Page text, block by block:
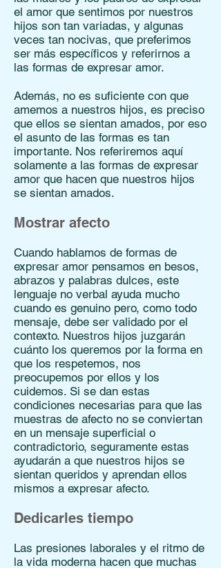
el amor que sentimos por nuestros
hijos son tan variadas, y algunas
veces tan nocivas, que preferimos
ser más específicos y referirnos a
las formas de expresar amor.
Además, no es suficiente con que
amemos a nuestros hijos, es preciso
que ellos se sientan amados, por eso
el asunto de las formas es tan
importante. Nos referiremos aquí
solamente a las formas de expresar
amor que hacen que nuestros hijos
se sientan amados.
Mostrar afecto
Cuando hablamos de formas de
expresar amor pensamos en besos,
abrazos y palabras dulces, este
lenguaje no verbal ayuda mucho
cuando es genuino pero, como todo
mensaje, debe ser validado por el
contexto. Nuestros hijos juzgarán
cuánto los queremos por la forma en
que los respetemos, nos
preocupemos por ellos y los
cuidemos. Si se dan estas
condiciones necesarias para que las
muestras de afecto no se conviertan
en un mensaje superficial o
contradictorio, seguramente estas
ayudarán a que nuestros hijos se
sientan queridos y aprendan ellos
mismos a expresar afecto.
Dedicarles tiempo
Las presiones laborales y el ritmo de
la vida moderna hacen que muchas